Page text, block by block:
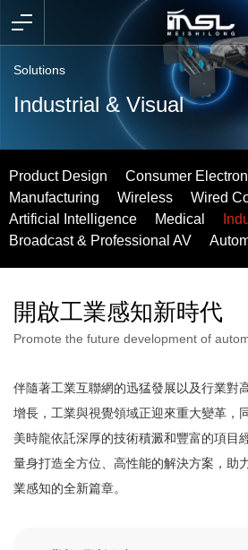
Solutions
Industrial & Visual
Product Design Consumer
Manufacturing
Wireless
Wired
Artificial Intelligence
Medical
Broadcast & Professional AV
開啟工業感知新時代
Promote the future development of
伴隨著工業互聯網的迅猛發展以及行業對
增長，工業與視覺領域正迎來重大變革，
美時龍依託深厚的技術積澱和豐富的項目
量身打造全方位、高性能的解決方案，助
業感知的全新篇章。